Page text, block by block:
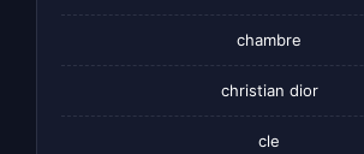
chambre
christian dior
cle